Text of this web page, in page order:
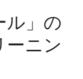
ル」の
ーニン